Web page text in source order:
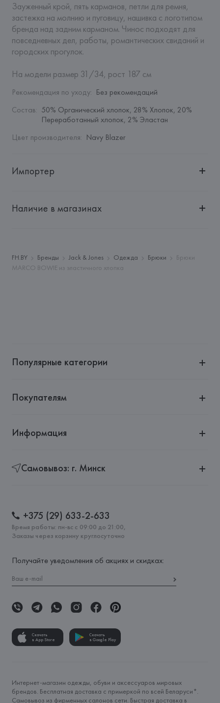
Зауженный крой, пять карманов, петли для ремня,
застежка на молнию и пуговицу, нашивка с логотипом
бренда над задним карманом. Чинос подходят для
повседневных дел, работы, романтических свиданий и
городских прогулок.
На модели размер 31/34, рост 187 см
Рекомендация по уходу: Без рекомендаций
Состав: 50% Органический хлопок, 28% Хлопок, 20%
Переработанный хлопок, 2% Эластан
Цвет производителя: Navy Blazer
Импортер
"БелВиринея"
Адрес:
ДАНИЯ,
Bestseller A/S, 7330 Brande, Fredskovij,
Страна происхождения товара: ПАКИСТАН
Наличие в магазинах
FH.BY Бренды Jack & Jones Одежда Брюки
Брюки
MARCO BOWIE из эластичного хлопка
Популярные категории
Покупателям
Информация
Самовывоз: г. Минск
+375 (29) 633-2-633
Время работы: пн-вс с 09:00 до 21:00,
Заказы через корзину круглосуточно
Получайте уведомления об акциях и скидках:
Скачать
в App Store
Скачать
в Google Play
Интернет-магазин одежды, обуви и аксессуаров мировых
брендов. Бесплатная доставка с примеркой по всей Беларуси*.
Самовывоз из фирменных салонов сети. Быстрая доставка в